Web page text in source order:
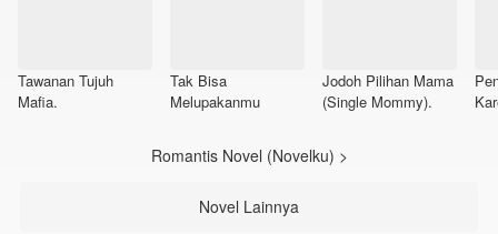
Tawanan Tujuh
Mafia.
Tak Bisa
Melupakanmu
Jodoh Pilihan Mama
(Single Mommy).
Romantis Novel (Novelku) >
Novel Lainnya